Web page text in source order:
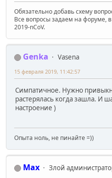
Обязательно добавь схему
Все вопросы задаем на форуме,
2019-nCoV.
Genka
Vasena
15 февраля 2019, 11:42:57
Симпатичное. Нужно
растерялась когда зашла. И
настроение )
Опыта ноль, не пинайте =))
Max
Злой